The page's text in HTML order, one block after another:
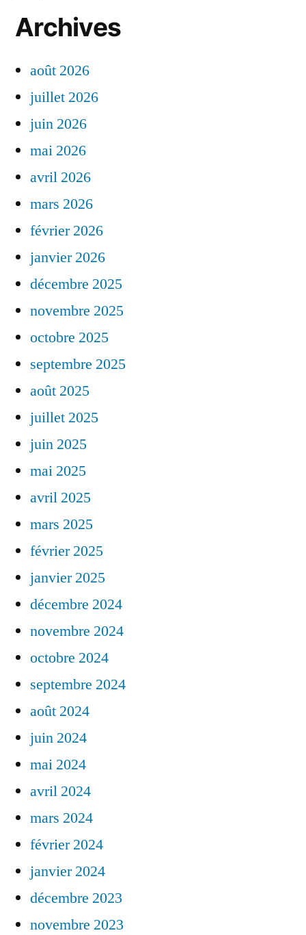
Archives
août 2026
juillet 2026
juin 2026
mai 2026
avril 2026
mars 2026
février 2026
janvier 2026
décembre 2025
novembre 2025
octobre 2025
septembre 2025
août 2025
juillet 2025
juin 2025
mai 2025
avril 2025
mars 2025
février 2025
janvier 2025
décembre 2024
novembre 2024
octobre 2024
septembre 2024
août 2024
juin 2024
mai 2024
avril 2024
mars 2024
février 2024
janvier 2024
décembre 2023
novembre 2023